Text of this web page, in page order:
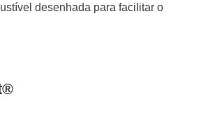
desenhada para facilitar o